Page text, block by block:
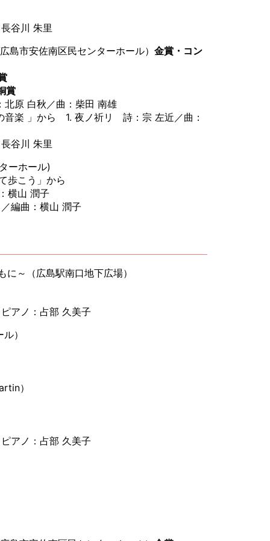
谷川 朱里
市安佐南区民センターホール） 金賞・コン
賞
北原 白秋／曲：柴田 南雄
音楽 」から 1. 夜ノ祈リ 詩：宗 左近／曲：
谷川 朱里
ーホール)
歩こう」から
横山 潤子
編曲：横山 潤子
～（広島駅南口地下広場）
アノ：占部 久美子
）
）
アノ：占部 久美子